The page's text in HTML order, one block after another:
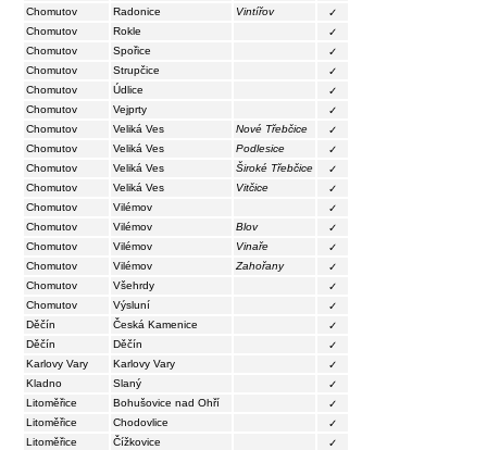
Chomutov
Radonice Vintířov
✓
Chomutov
Rokle
✓
Chomutov
Spořice
✓
Chomutov
Strupčice
✓
Chomutov
Údlice
✓
Chomutov
Vejprty
✓
Chomutov
Veliká Ves Nové Třebčice
✓
Chomutov
Veliká Ves Podlesice
✓
Chomutov
Veliká Ves Široké Třebčice
✓
Chomutov
Veliká Ves Vitčice
✓
Chomutov
Vilémov
✓
Chomutov
Vilémov Blov
✓
Chomutov
Vilémov Vinaře
✓
Chomutov
Vilémov Zahořany
✓
Chomutov
Všehrdy
✓
Chomutov
Výsluní
✓
Děčín
Česká Kamenice
✓
Děčín
Děčín
✓
Karlovy Vary
Karlovy Vary
✓
Kladno
Slaný
✓
Litoměřice
Bohušovice nad Ohří
✓
Litoměřice
Chodovlice
✓
Litoměřice
Čížkovice
✓